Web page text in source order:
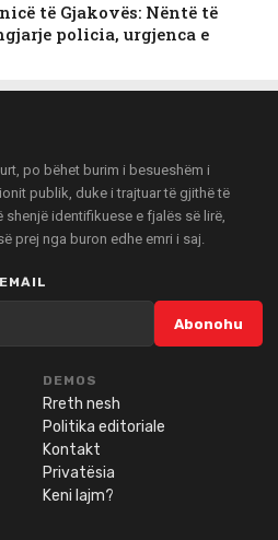
të Gjakovës: Nëntë të
policia, urgjenca e
po bëhet burim i besueshëm i
publik, duke i trajtuar të gjithë të
shenjë identifikuese e fjalës së lirë,
prej nga buron edhe emri i saj.
Abonohu
DEMOS
Rreth nesh
Politika editoriale
Kontakt
Privatësia
Keni lajm?